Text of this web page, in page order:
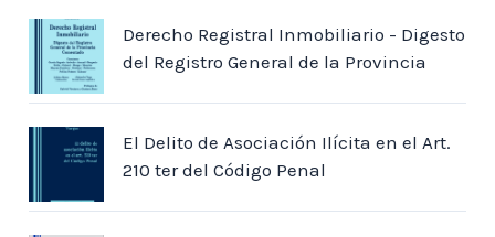
Derecho Registral Inmobiliario - Digesto
del Registro General de la Provincia
El Delito de Asociación Ilícita en el Art.
210 ter del Código Penal